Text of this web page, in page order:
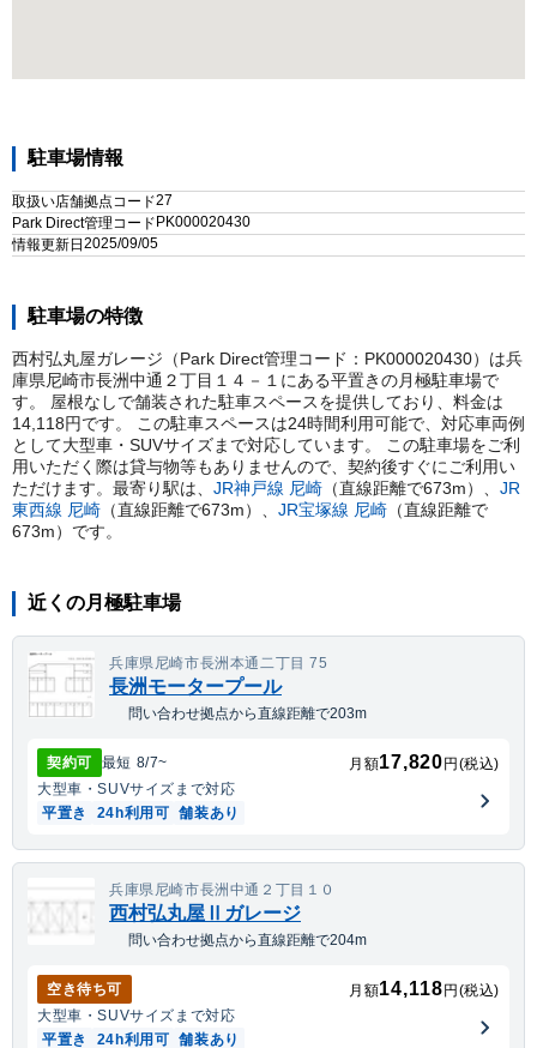
駐車場情報
取扱い店舗拠点コード27
Park Direct管理コード PK000020430
情報更新日 2025/09/05
駐車場の特徴
西村弘丸屋ガレージ（Park Direct管理コード：PK000020430）は兵
庫県尼崎市長洲中通２丁目１４－１にある平置きの月極駐車場で
す。 屋根なしで舗装された駐車スペースを提供しており、料金は
14,118円です。 この駐車スペースは24時間利用可能で、対応車両例
として大型車・SUVサイズまで対応しています。 この駐車場をご利
用いただく際は貸与物等もありませんので、契約後すぐにご利用い
ただけます。 最寄り駅は、 JR神戸線 尼崎 （直線距離で673m）
JR
東西線 尼崎 （直線距離で673m） JR宝塚線 尼崎 （直線距離で
673m） です。
近くの月極駐車場
兵庫県尼崎市長洲本通二丁目 75
長洲モータープール
問い合わせ拠点から直線距離で203m
契約可 最短 8/7~ 月額17,820 円(税込)
大型車・SUVサイズまで対応
平置き
24h利用可 舗装あり
兵庫県尼崎市長洲中通２丁目１０
西村弘丸屋Ⅱガレージ
問い合わせ拠点から直線距離で204m
空き待ち可 月額14,118 円(税込)
大型車・SUVサイズまで対応
平置き
24h利用可 舗装あり